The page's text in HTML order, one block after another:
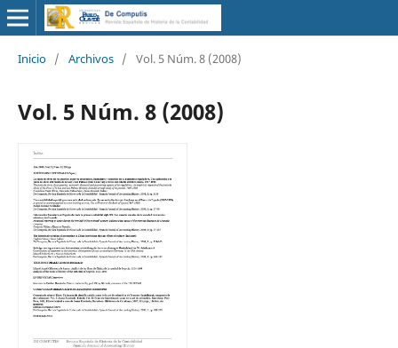
Inicio / Archivos / Vol. 5 Núm. 8 (2008)
Vol. 5 Núm. 8 (2008)